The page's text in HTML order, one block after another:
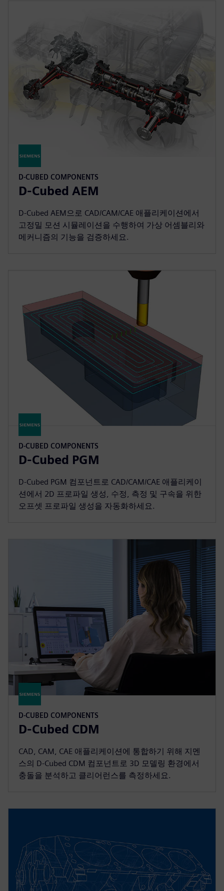
D-CUBED COMPONENTS
D-Cubed AEM
D-Cubed AEM으로 CAD/CAM/CAE 애플리케이션에서
고정밀 모션 시뮬레이션을 수행하여 가상 어셈블리와
메커니즘의 기능을 검증하세요.
D-CUBED COMPONENTS
D-Cubed PGM
D-Cubed PGM 컴포넌트로 CAD/CAM/CAE 애플리케이
션에서 2D 프로파일 생성, 수정, 측정 및 구속을 위한
오프셋 프로파일 생성을 자동화하세요.
D-CUBED COMPONENTS
D-Cubed CDM
CAD, CAM, CAE 애플리케이션에 통합하기 위해 지멘
스의 D-Cubed CDM 컴포넌트로 3D 모델링 환경에서
충돌을 분석하고 클리어런스를 측정하세요.